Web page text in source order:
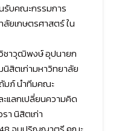
รับคณะกรรมการ
ยเกษตรศาสตร์ ใน
วิชาวุฒิพงษ์ อุปนายก
นิสิตเก่ามหาวิทยาลัย
มภ์ นำทีมคณะ
แลกเปลี่ยนความคิด
นิสิตเก่า